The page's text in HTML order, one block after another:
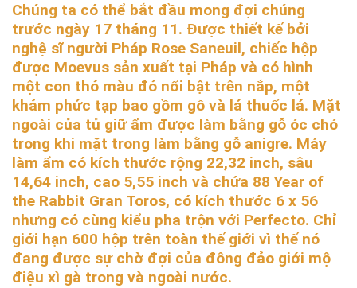
Chúng ta có thể bắt đầu mong đợi chúng
trước ngày 17 tháng 11. Được thiết kế bởi
nghệ sĩ người Pháp Rose Saneuil, chiếc hộp
được Moevus sản xuất tại Pháp và có hình
một con thỏ màu đỏ nổi bật trên nắp, một
khảm phức tạp bao gồm gỗ và lá thuốc lá. Mặt
ngoài của tủ giữ ẩm được làm bằng gỗ óc chó
trong khi mặt trong làm bằng gỗ anigre. Máy
làm ẩm có kích thước rộng 22,32 inch, sâu
14,64 inch, cao 5,55 inch và chứa 88 Year of
the Rabbit Gran Toros, có kích thước 6 x 56
nhưng có cùng kiểu pha trộn với Perfecto. Chỉ
giới hạn 600 hộp trên toàn thế giới vì thế nó
đang được sự chờ đợi của đông đảo giới mộ
điệu xì gà trong và ngoài nước.